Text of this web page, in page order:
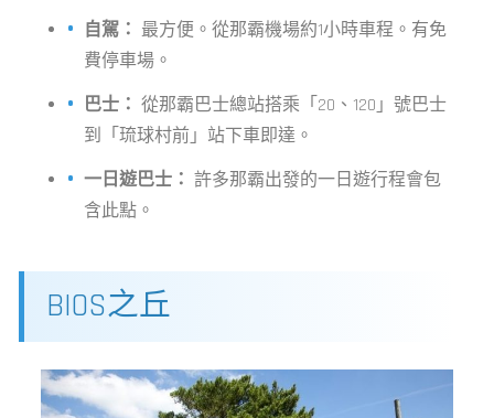
自駕： 最方便。從那霸機場約1小時車程。有免
費停車場。
巴士： 從那霸巴士總站搭乘「20、120」號巴士
到「琉球村前」站下車即達。
一日遊巴士： 許多那霸出發的一日遊行程會包
含此點。
BIOS之丘